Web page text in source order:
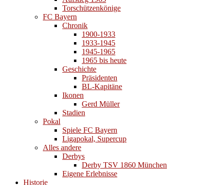
Torschützenkönige
FC Bayern
Chronik
1900-1933
1933-1945
1945-1965
1965 bis heute
Geschichte
Präsidenten
BL-Kapitäne
Ikonen
Gerd Müller
Stadien
Pokal
Spiele FC Bayern
Ligapokal, Supercup
Alles andere
Derbys
Derby TSV 1860 München
Eigene Erlebnisse
Historie